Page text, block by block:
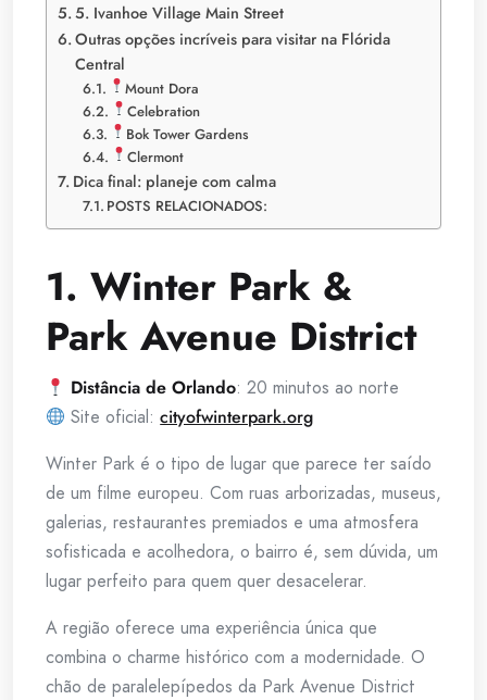
5. Ivanhoe Village Main Street
Outras opções incríveis para visitar na Flórida
Central
Mount Dora
Celebration
Bok Tower Gardens
Clermont
Dica final: planeje com calma
POSTS RELACIONADOS:
1. Winter Park &
Park Avenue District
Distância de Orlando: 20 minutos ao norte
Site oficial:cityofwinterpark.org
Winter Park é o tipo de lugar que parece ter saído
de um filme europeu. Com ruas arborizadas, museus,
galerias, restaurantes premiados e uma atmosfera
sofisticada e acolhedora, o bairro é, sem dúvida, um
lugar perfeito para quem quer desacelerar.
A região oferece uma experiência única que
combina o charme histórico com a modernidade. O
chão de paralelepípedos da Park Avenue District